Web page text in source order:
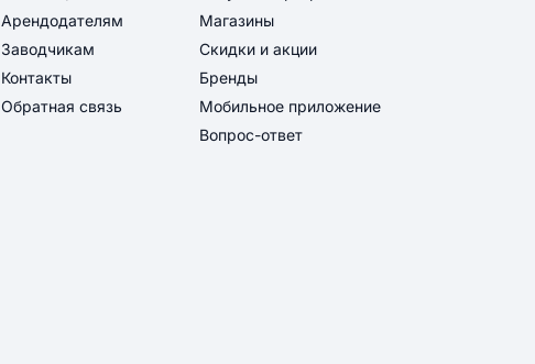
Арендодателям
Заводчикам
Контакты
Обратная связь
Магазины
Скидки и акции
Бренды
Мобильное приложение
Вопрос-ответ